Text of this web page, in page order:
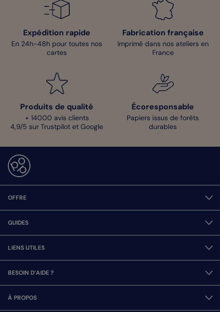
Expédition rapide
En 24h-48h pour toutes nos
cartes
Fabrication française
Imprimé dans nos ateliers en
France
Produits de qualité
+ 14000 avis clients
4,9/5 sur Trustpilot et Google
Écoresponsable
Papiers issus de forêts
durables
OFFRE
GUIDES
LIENS UTILES
BESOIN D’AIDE ?
À PROPOS